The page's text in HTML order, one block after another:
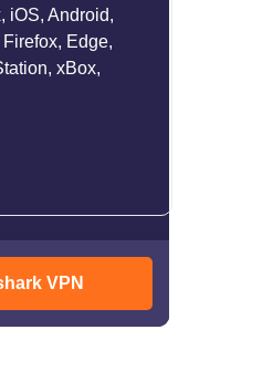
iOS, Android,
Edge,
xBox,
VPN